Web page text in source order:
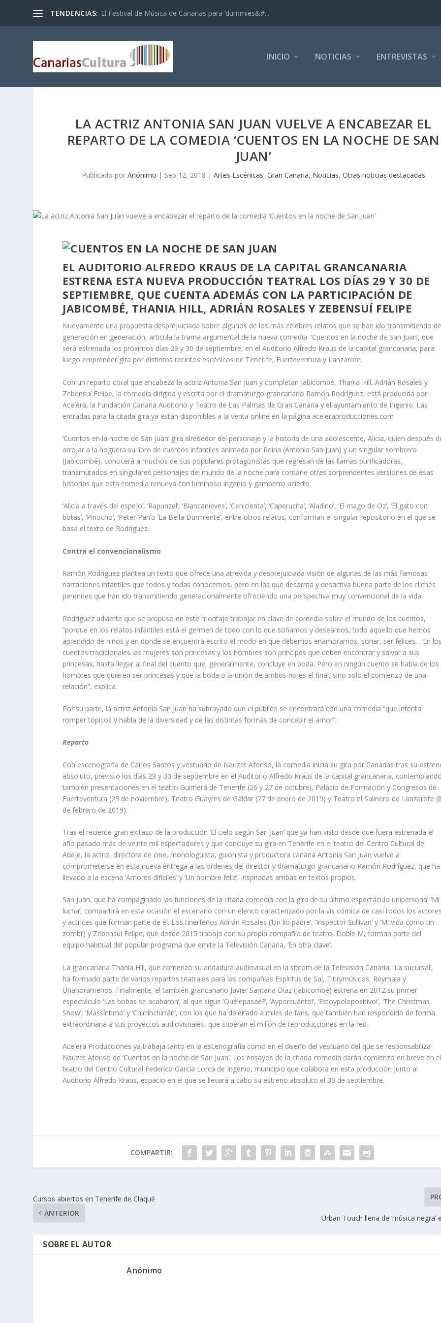
TENDENCIAS: El Festival de Música de Canarias para ‘dummies&#...
INICIO NOTICIAS ENTREVISTAS
LA ACTRIZ ANTONIA SAN JUAN VUELVE A ENCABEZAR EL
REPARTO DE LA COMEDIA ‘CUENTOS EN LA NOCHE DE SAN
JUAN’
Publicado por Anónimo | Sep 12, 2018 | Artes Escénicas, Gran Canaria, Noticias, Otras noticias destacadas
EL AUDITORIO ALFREDO KRAUS DE LA CAPITAL GRANCANARIA
ESTRENA ESTA NUEVA PRODUCCIÓN TEATRAL LOS DÍAS 29 Y 30 DE
SEPTIEMBRE, QUE CUENTA ADEMÁS CON LA PARTICIPACIÓN DE
JABICOMBÉ, THANIA HILL, ADRIÁN ROSALES Y ZEBENSUÍ FELIPE
Nuevamente una propuesta desprejuiciada sobre algunos de los más célebres relatos que se han ido transmitiendo
generación en generación, articula la trama argumental de la nueva comedia ‘Cuentos en la noche de San Juan’, que
será estrenada los próximos días 29 y 30 de septiembre, en el Auditorio Alfredo Kraus de la capital grancanaria, para
luego emprender gira por distintos recintos escénicos de Tenerife, Fuerteventura y Lanzarote.
Con un reparto coral que encabeza la actriz Antonia San Juan y completan Jabicombé, Thania Hill, Adrián Rosales y
Zebensuí Felipe, la comedia dirigida y escrita por el dramaturgo grancanario Ramón Rodríguez, está producida por
Acelera, la Fundación Canaria Auditorio y Teatro de Las Palmas de Gran Canaria y el ayuntamiento de Ingenio. Las
entradas para la citada gira ya están disponibles a la venta online en la página aceleraproducciones.com
‘Cuentos en la noche de San Juan’ gira alrededor del personaje y la historia de una adolescente, Alicia, quien después
arrojar a la hoguera su libro de cuentos infantiles animada por Reina (Antonia San Juan) y un singular sombrero
(Jabicombé), conocerá a muchos de sus populares protagonistas que regresan de las llamas purificadoras,
transmutados en singulares personajes del mundo de la noche para contarle otras sorprendentes versiones de esas
historias que esta comedia renueva con luminoso ingenio y gamberro acierto.
‘Alicia a través del espejo’, ‘Rapunzel’, ‘Blancanieves’, ‘Cenicienta’, ‘Caperucita’, ‘Aladino’, ‘El mago de Oz’, ‘El gato con
botas’, ‘Pinocho’, ‘Peter Pan’o ‘La Bella Durmiente’, entre otros relatos, conforman el singular repositorio en el que se
basa el texto de Rodríguez.
Contra el convencionalismo
Ramón Rodríguez plantea un texto que ofrece una atrevida y desprejuiciada visión de algunas de las más famosas
narraciones infantiles que todos y todas conocemos, pero en las que desarma y desactiva buena parte de los clichés
perennes que han ido transmitiendo generacionalmente ofreciendo una perspectiva muy convencional de la vida.
Rodríguez advierte que se propuso en este montaje trabajar en clave de comedia sobre el mundo de los cuentos,
“porque en los relatos infantiles está el germen de todo con lo que soñamos y deseamos, todo aquello que hemos
aprendido de niños y en donde se encuentra escrito el modo en que debemos enamorarnos, soñar, ser felices… En
cuentos tradicionales las mujeres son princesas y los hombres son príncipes que deben encontrar y salvar a sus
princesas, hasta llegar al final del cuento que, generalmente, concluye en boda. Pero en ningún cuento se habla de los
hombres que quieren ser princesas y que la boda o la unión de ambos no es el final, sino solo el comienzo de una
relación”, explica.
Por su parte, la actriz Antonia San Juan ha subrayado que el público se encontrará con una comedia “que intenta
romper tópicos y habla de la diversidad y de las distintas formas de concebir el amor”.
Reparto
Con escenografía de Carlos Santos y vestuario de Nauzet Afonso, la comedia inicia su gira por Canarias tras su
absoluto, previsto los días 29 y 30 de septiembre en el Auditorio Alfredo Kraus de la capital grancanaria,
también presentaciones en el teatro Guimerá de Tenerife (26 y 27 de octubre), Palacio de Formación y Congresos de
Fuerteventura (23 de noviembre), Teatro Guayres de Gáldar (27 de enero de 2019) y Teatro el Salinero de Lanzarote
de febrero de 2019).
Tras el reciente gran exitazo de la producción ‘El cielo según San Juan’ que ya han visto desde que fuera estrenada el
año pasado más de veinte mil espectadores y que concluye su gira en Tenerife en el teatro del Centro Cultural de
Adeje, la actriz, directora de cine, monologuista, guionista y productora canaria Antonia San Juan vuelve a
comprometerse en esta nueva entrega a las órdenes del director y dramaturgo grancanario Ramón Rodríguez, que ha
llevado a la escena ‘Amores difíciles’ y ‘Un hombre feliz’, inspiradas ambas en textos propios.
San Juan, que ha compaginado las funciones de la citada comedia con la gira de su último espectáculo unipersonal ‘Mi
lucha’, compartirá en esta ocasión el escenario con un elenco caracterizado por la vis cómica de casi todos los
y actrices que forman parte de él. Los tinerfeños Adrián Rosales (‘Un lío padre’, ‘Inspector Sullivan’ y ‘Mi vida como un
zombi’) y Zebensuí Felipe, que desde 2015 trabaja con su propia compañía de teatro, Doble M, forman parte del
equipo habitual del popular programa que emite la Televisión Canaria, ‘En otra clave’.
La grancanaria Thania Hill, que comenzó su andadura audiovisual en la sitcom de la Televisión Canaria, ‘La sucursal’,
ha formado parte de varios repartos teatrales para las compañías Espíritus de Sal, Titirymúsicos, Reymala y
Unahoramenos. Finalmente, el también grancanario Javier Santana Díaz (Jabicombé) estrena en 2012 su primer
espectáculo ‘Las bobas se acabaron’, al que sigue ‘Quélepasaé?’, ‘Ayporcuánto!’, ‘Estoypolopositivo!’, ‘The Christmas
Show’, ‘Massíntimo’ y ‘Chirrínchirrán’, con los que ha deleitado a miles de fans, que también han respondido de forma
extraordinaria a sus proyectos audiovisuales, que superan el millón de reproducciones en la red.
Acelera Producciones ya trabaja tanto en la escenografía como en el diseño del vestuario del que se responsabiliza
Nauzet Afonso de ‘Cuentos en la noche de San Juan’. Los ensayos de la citada comedia darán comienzo en breve en
teatro del Centro Cultural Federico García Lorca de Ingenio, municipio que colabora en esta producción junto al
Auditorio Alfredo Kraus, espacio en el que se llevará a cabo su estreno absoluto el 30 de septiembre.
COMPARTIR:
Cursos abiertos en Tenerife de Claqué
ANTERIOR
Urban Touch llena de ‘música negra’
SOBRE EL AUTOR
Anónimo